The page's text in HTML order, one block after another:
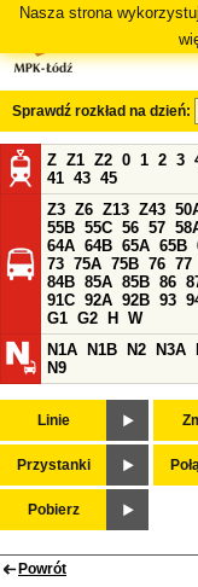
Nasza strona
Sprawdź rozkład na dzień:
Z Z1 Z2 0 1 2 3
41 43 45
Z3 Z6 Z13 Z43
55B 55C 56 57
64A 64B 65A 65B
73 75A 75B 76 77
84B 85A 85B 86
91C 92A 92B 93
G1 G2 H
W
N1A
N1B N2 N3A
N9
Linie
Przystanki
Pobierz
Powrót